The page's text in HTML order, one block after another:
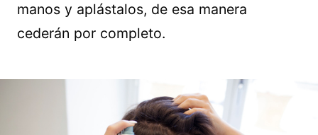
manos y aplástalos, de esa manera
cederán por completo.